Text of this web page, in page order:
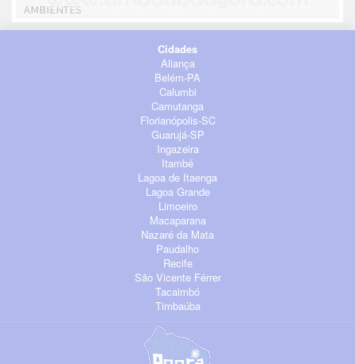
AMBIENTES
Cidades
Aliança
Belém-PA
Calumbi
Camutanga
Florianópolis-SC
Guarujá-SP
Ingazeira
Itambé
Lagoa de Itaenga
Lagoa Grande
Limoeiro
Macaparana
Nazaré da Mata
Paudalho
Recife
São Vicente Férrer
Tacaimbó
Timbaúba